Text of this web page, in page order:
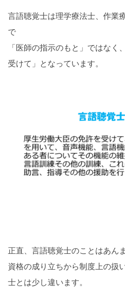
言語聴覚士は理学療法士、作業
で
「医師の指示のもと」ではなく
受けて」となっています。
正直、言語聴覚士のことはあん
資格の成り立ちから制度上の扱
士とは少し違います。